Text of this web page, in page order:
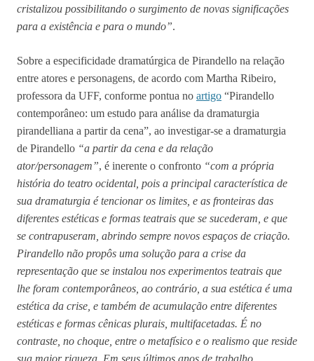
cristalizou possibilitando o surgimento de novas significações
para a existência e para o mundo”.
Sobre a especificidade dramatúrgica de Pirandello na relação
entre atores e personagens, de acordo com Martha Ribeiro,
professora da UFF, conforme pontua no artigo “Pirandello
contemporâneo: um estudo para análise da dramaturgia
pirandelliana a partir da cena”, ao investigar-se a dramaturgia
de Pirandello “a partir da cena e da relação
ator/personagem”, é inerente o confronto “com a própria
história do teatro ocidental, pois a principal característica de
sua dramaturgia é tencionar os limites, e as fronteiras das
diferentes estéticas e formas teatrais que se sucederam, e que
se contrapuseram, abrindo sempre novos espaços de criação.
Pirandello não propôs uma solução para a crise da
representação que se instalou nos experimentos teatrais que
lhe foram contemporâneos, ao contrário, a sua estética é uma
estética da crise, e também de acumulação entre diferentes
estéticas e formas cênicas plurais, multifacetadas. É no
contraste, no choque, entre o metafísico e o realismo que reside